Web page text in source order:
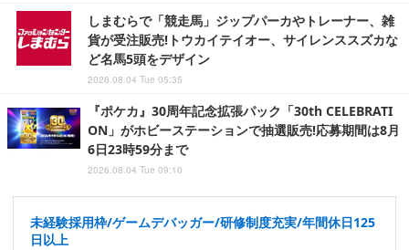
しまむらで「競走馬」ジップパーカやトレーナー、雑
貨が受注販売!トウカイテイオー、サイレンススズカな
ど名馬5頭をデザイン
2026.08.04 Tue 05:35
『ポケカ』30周年記念拡張パック「30th CELEBRATI
ON」がホビーステーションで抽選販売!応募期間は8月
6日23時59分まで
2026.08.04 Tue 09:10
未経験採用枠/ゲームデバッガー/研修制度充実/年間休日125
日以上